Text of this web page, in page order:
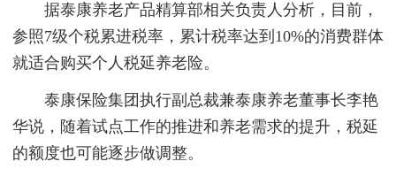
据泰康养老产品精算部相关负责人分析，目前，
参照7级个税累进税率，累计税率达到10%的消费群体
就适合购买个人税延养老险。
泰康保险集团执行副总裁兼泰康养老董事长李艳
华说，随着试点工作的推进和养老需求的提升，税延
的额度也可能逐步做调整。